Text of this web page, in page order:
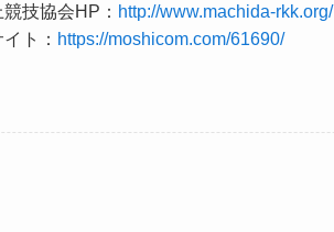
技協会HP： http://www.machida-rkk.org/
ト： https://moshicom.com/61690/